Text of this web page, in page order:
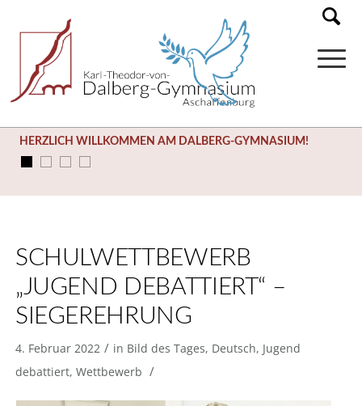
HERZLICH WILLKOMMEN AM DALBERG-GYMNASIUM!
SCHULWETTBEWERB
„JUGEND DEBATTIERT“ –
SIEGEREHRUNG
4. Februar 2022 / in Bild des Tages, Deutsch, Jugend
debattiert, Wettbewerb /